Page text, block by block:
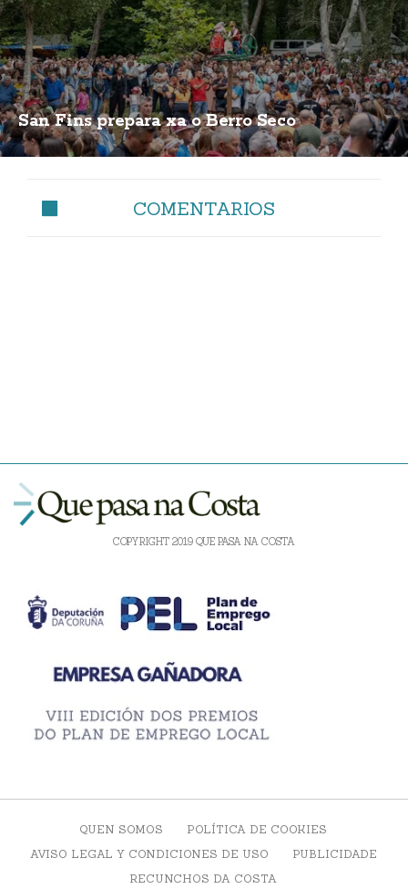
San Fins prepara xa o Berro Seco
COMENTARIOS
COPYRIGHT 2019 QUE PASA NA COSTA
QUEN SOMOS
POLÍTICA DE COOKIES
AVISO LEGAL Y CONDICIONES DE USO
PUBLICIDADE
RECUNCHOS DA COSTA